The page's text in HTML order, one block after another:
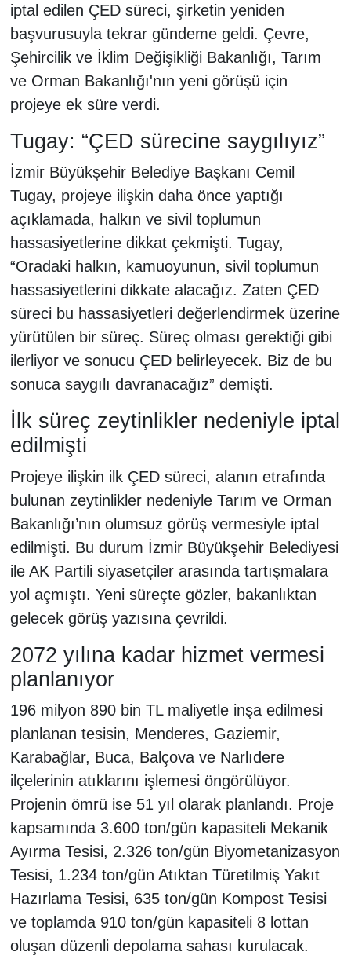
iptal edilen ÇED süreci, şirketin yeniden
başvurusuyla tekrar gündeme geldi. Çevre,
Şehircilik ve İklim Değişikliği Bakanlığı, Tarım
ve Orman Bakanlığı'nın yeni görüşü için
projeye ek süre verdi.
Tugay: “ÇED sürecine saygılıyız”
İzmir Büyükşehir Belediye Başkanı Cemil
Tugay, projeye ilişkin daha önce yaptığı
açıklamada, halkın ve sivil toplumun
hassasiyetlerine dikkat çekmişti. Tugay,
“Oradaki halkın, kamuoyunun, sivil toplumun
hassasiyetlerini dikkate alacağız. Zaten ÇED
süreci bu hassasiyetleri değerlendirmek üzerine
yürütülen bir süreç. Süreç olması gerektiği gibi
ilerliyor ve sonucu ÇED belirleyecek. Biz de bu
sonuca saygılı davranacağız” demişti.
İlk süreç zeytinlikler nedeniyle iptal
edilmişti
Projeye ilişkin ilk ÇED süreci, alanın etrafında
bulunan zeytinlikler nedeniyle Tarım ve Orman
Bakanlığı’nın olumsuz görüş vermesiyle iptal
edilmişti. Bu durum İzmir Büyükşehir Belediyesi
ile AK Partili siyasetçiler arasında tartışmalara
yol açmıştı. Yeni süreçte gözler, bakanlıktan
gelecek görüş yazısına çevrildi.
2072 yılına kadar hizmet vermesi
planlanıyor
196 milyon 890 bin TL maliyetle inşa edilmesi
planlanan tesisin, Menderes, Gaziemir,
Karabağlar, Buca, Balçova ve Narlıdere
ilçelerinin atıklarını işlemesi öngörülüyor.
Projenin ömrü ise 51 yıl olarak planlandı. Proje
kapsamında 3.600 ton/gün kapasiteli Mekanik
Ayırma Tesisi, 2.326 ton/gün Biyometanizasyon
Tesisi, 1.234 ton/gün Atıktan Türetilmiş Yakıt
Hazırlama Tesisi, 635 ton/gün Kompost Tesisi
ve toplamda 910 ton/gün kapasiteli 8 lottan
oluşan düzenli depolama sahası kurulacak.